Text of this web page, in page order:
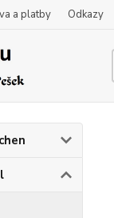
a platby Odkazy